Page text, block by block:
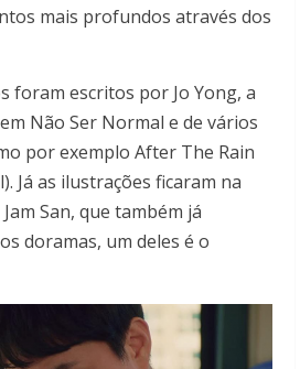
mais profundos através dos
foram escritos por Jo Yong, a
Não Ser Normal e de vários
por exemplo After The Rain
Já as ilustrações ficaram na
San, que também já
doramas, um deles é o